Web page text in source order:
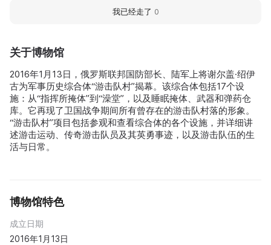
关于博物馆
2016年1月13日，俄罗斯联邦国防部长、陆军上将谢尔盖·绍伊
古为军事历史综合体“游击队村”揭幕。该综合体包括17个设
施：从“指挥所掩体”到“澡堂”，以及睡眠掩体、武器和弹药仓
库。它再现了卫国战争期间所有曾存在的游击队村落的形象。
“游击队村”项目包括参观和查看综合体的各个设施，并详细讲
述游击运动、传奇游击队员及其英勇事迹，以及游击队伍的生
活与日常。
博物馆特色
成立日期
2016年1月13日
我已经走了 0